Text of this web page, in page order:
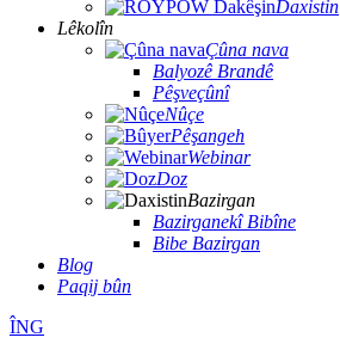
Daxistin
Lêkolîn
Çûna nava
Balyozê Brandê
Pêşveçûnî
Nûçe
Pêşangeh
Webinar
Doz
Bazirgan
Bazirganekî Bibîne
Bibe Bazirgan
Blog
Paqij bûn
ÎNG